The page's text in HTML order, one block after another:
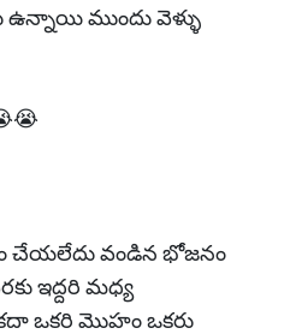
ముందు వెళ్ళు
చేయలేదు వండిన భోజనం
ఇద్దరి మధ్య
ఒకరి మొహం ఒకరు